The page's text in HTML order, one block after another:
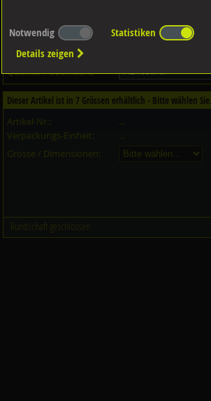
Dieser Artikel ist in 2Qualitäten erhältlich - Bitte wählen
Qualität / Oberfläche
Dieser Artikel ist in 7 Grössen erhältlich - Bitte wählen
Artikel-Nr.:
...
Verpackungs-Einheit:
...
Grösse / Dimensionen:
Rundschaft geschlossen
Notwendig Statistiken
Details zeigen